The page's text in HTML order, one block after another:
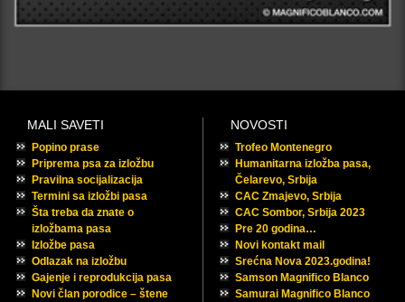
MALI SAVETI
Popino prase
Priprema psa za izložbu
Pravilna socijalizacija
Termini sa izložbi pasa
Šta treba da znate o
izložbama pasa
Izložbe pasa
Odlazak na izložbu
Gajenje i reprodukcija pasa
Novi član porodice – štene
NOVOSTI
Trofeo Montenegro
Humanitarna izložba pasa,
Čelarevo, Srbija
CAC Zmajevo, Srbija
CAC Sombor, Srbija 2023
Pre 20 godina…
Novi kontakt mail
Srećna Nova 2023.godina!
Samson Magnifico Blanco
Samurai Magnifico Blanco